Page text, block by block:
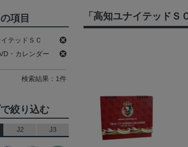
「高知ユナイテッド
項目
テッドＳＣ
・カレンダー
検索結果：1件
絞り込む
J2 J3